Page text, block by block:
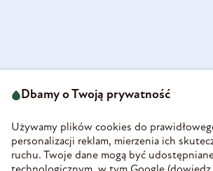
58-160 Świebodzice
REGON 890213034
INFORMACJE
Dbamy o Twoją prywatność
Używamy plików cookies do
personalizacji reklam, mierzenia ich
ruchu. Twoje dane mogą być